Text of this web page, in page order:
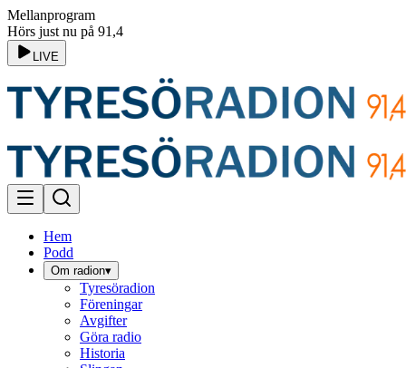
Mellanprogram
Hörs just nu på 91,4
LIVE
Hem
Podd
Om radion▾
Tyresöradion
Föreningar
Avgifter
Göra radio
Historia